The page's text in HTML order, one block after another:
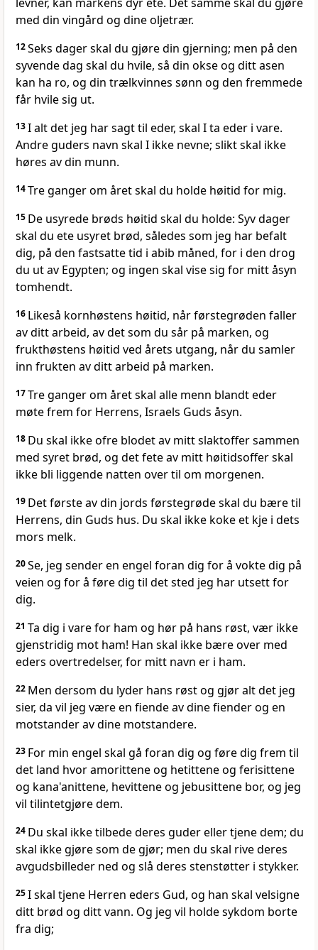
med din vingård og dine oljetrær.
12Seks dager skal du gjøre din gjerning; men på den
syvende dag skal du hvile, så din okse og ditt asen
kan ha ro, og din trælkvinnes sønn og den fremmede
får hvile sig ut.
13I alt det jeg har sagt til eder, skal I ta eder i vare.
Andre guders navn skal I ikke nevne; slikt skal ikke
høres av din munn.
14Tre ganger om året skal du holde høitid for mig.
15 De usyrede brøds høitid skal du holde: Syv dager
skal du ete usyret brød, således som jeg har befalt
dig, på den fastsatte tid i abib måned, for i den drog
du ut av Egypten; og ingen skal vise sig for mitt åsyn
tomhendt.
16 Likeså kornhøstens høitid, når førstegrøden faller
av ditt arbeid, av det som du sår på marken, og
frukthøstens høitid ved årets utgang, når du samler
inn frukten av ditt arbeid på marken.
17Tre ganger om året skal alle menn blandt eder
møte frem for Herrens, Israels Guds åsyn.
18 Du skal ikke ofre blodet av mitt slaktoffer sammen
med syret brød, og det fete av mitt høitidsoffer skal
ikke bli liggende natten over til om morgenen.
19 Det første av din jords førstegrøde skal du bære til
Herrens, din Guds hus. Du skal ikke koke et kje i dets
mors melk.
20Se, jeg sender en engel foran dig for å vokte dig på
veien og for å føre dig til det sted jeg har utsett for
dig.
21 Ta dig i vare for ham og hør på hans røst, vær ikke
gjenstridig mot ham! Han skal ikke bære over med
eders overtredelser, for mitt navn er i ham.
22 Men dersom du lyder hans røst og gjør alt det jeg
sier, da vil jeg være en fiende av dine fiender og en
motstander av dine motstandere.
23 For min engel skal gå foran dig og føre dig frem til
det land hvor amorittene og hetittene og ferisittene
og kana'anittene, hevittene og jebusittene bor, og jeg
vil tilintetgjøre dem.
24 Du skal ikke tilbede deres guder eller tjene dem; du
skal ikke gjøre som de gjør; men du skal rive deres
avgudsbilleder ned og slå deres stenstøtter i stykker.
25I skal tjene Herren eders Gud, og han skal velsigne
ditt brød og ditt vann. Og jeg vil holde sykdom borte
fra dig;